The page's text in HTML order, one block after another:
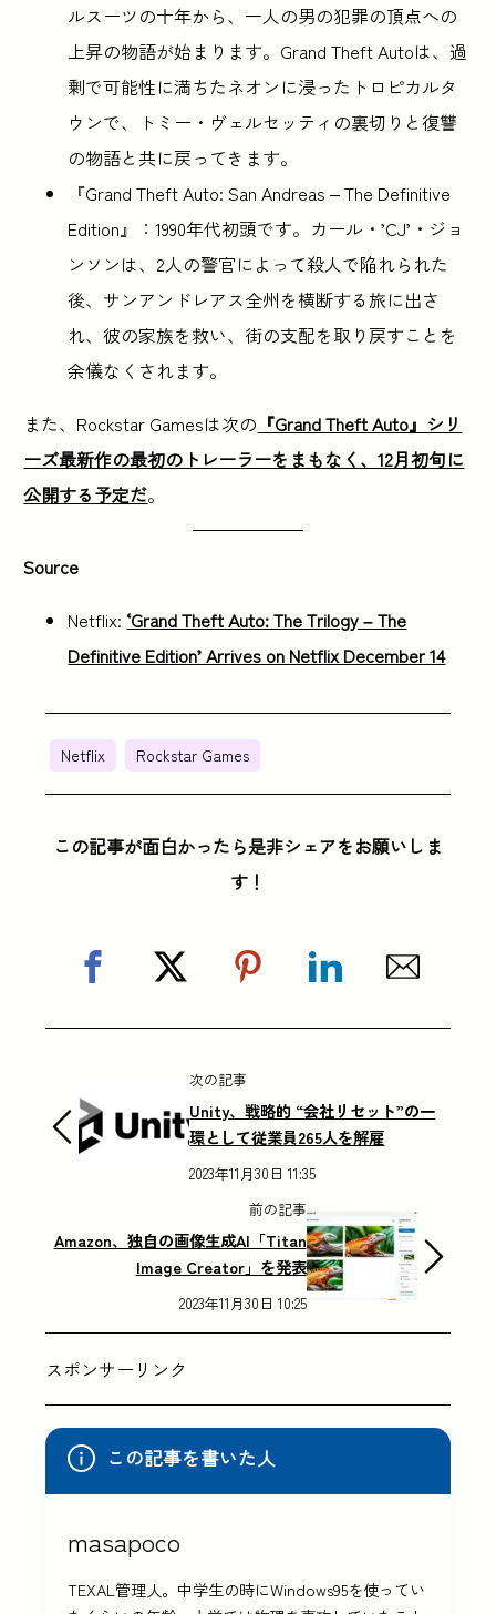
ルスーツの十年から、一人の男の犯罪の頂点への
上昇の物語が始まります。Grand Theft Autoは、過
剰で可能性に満ちたネオンに浸ったトロピカルタ
ウンで、トミー・ヴェルセッティの裏切りと復讐
の物語と共に戻ってきます。
『Grand Theft Auto: San Andreas – The Definitive
Edition』：1990年代初頭です。カール・’CJ’・ジョ
ンソンは、2人の警官によって殺人で陥れられた
後、サンアンドレアス全州を横断する旅に出さ
れ、彼の家族を救い、街の支配を取り戻すことを
余儀なくされます。
また、Rockstar Gamesは次の 『Grand Theft Auto』シリ
ーズ最新作の最初のトレーラーをまもなく、12月初旬に
公開する予定だ。
Source
Netflix: ‘Grand Theft Auto: The Trilogy – The
Definitive Edition’ Arrives on Netflix December 14
Netflix Rockstar Games
この記事が面白かったら是非シェアをお願いしま
す！
次の記事
Unity、戦略的 “会社リセット”の一
環として従業員265人を解雇
2023年11月30日 11:35
前の記事
Amazon、独自の画像生成AI「Titan
Image Creator」を発表
2023年11月30日 10:25
スポンサーリンク
この記事を書いた人
masapoco
TEXAL管理人。中学生の時にWindows95を使ってい